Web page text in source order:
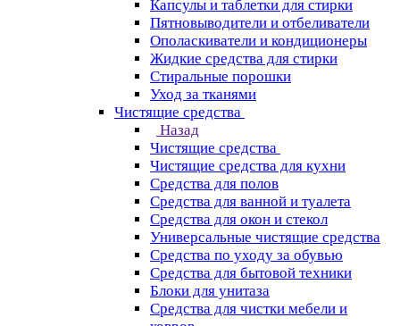
Капсулы и таблетки для стирки
Пятновыводители и отбеливатели
Ополаскиватели и кондиционеры
Жидкие средства для стирки
Стиральные порошки
Уход за тканями
Чистящие средства
Назад
Чистящие средства
Чистящие средства для кухни
Средства для полов
Средства для ванной и туалета
Средства для окон и стекол
Универсальные чистящие средства
Средства по уходу за обувью
Средства для бытовой техники
Блоки для унитаза
Средства для чистки мебели и